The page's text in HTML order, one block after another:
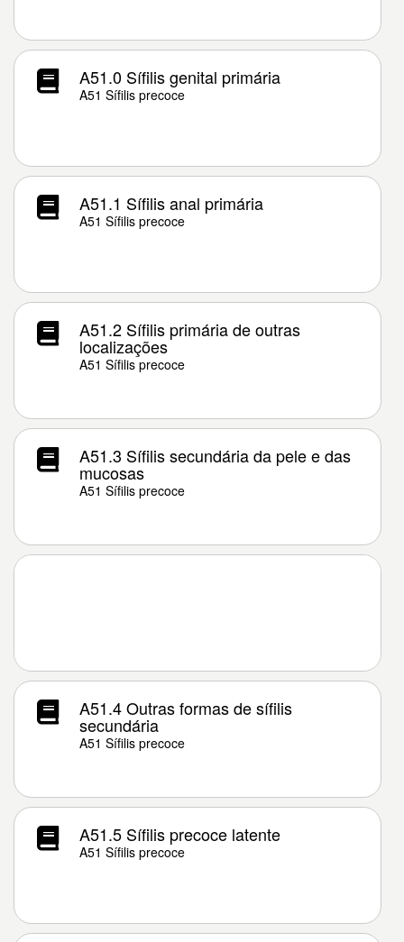
A51.0 Sífilis genital primária
A51 Sífilis precoce
A51.1 Sífilis anal primária
A51 Sífilis precoce
A51.2 Sífilis primária de outras
localizações
A51 Sífilis precoce
A51.3 Sífilis secundária da pele e das
mucosas
A51 Sífilis precoce
A51.4 Outras formas de sífilis
secundária
A51 Sífilis precoce
A51.5 Sífilis precoce latente
A51 Sífilis precoce